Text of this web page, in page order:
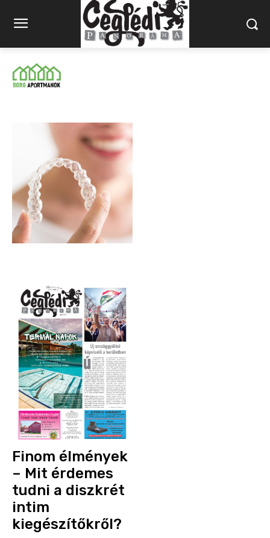
Finom élmények
– Mit érdemes
tudni a diszkrét
intim
kiegészítőkről?